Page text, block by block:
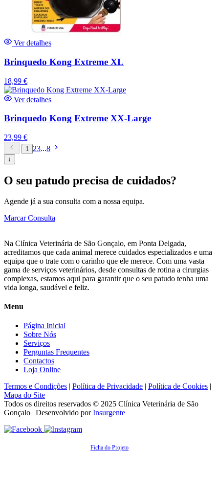
Ver detalhes
Brinquedo Kong Extreme XL
18,99 €
Ver detalhes
Brinquedo Kong Extreme XX-Large
23,99 €
1 23...8
↓
O seu patudo precisa de cuidados?
Agende já a sua consulta com a nossa equipa.
Marcar Consulta
Na Clínica Veterinária de São Gonçalo, em Ponta Delgada,
acreditamos que cada animal merece cuidados especializados e uma
equipa que o trate com o carinho que ele merece. Com uma vasta
gama de serviços veterinários, desde consultas de rotina a cirurgias
complexas, estamos aqui para garantir que o seu patudo tenha uma
vida longa, saudável e feliz.
Menu
Página Inicial
Sobre Nós
Serviços
Perguntas Frequentes
Contactos
Loja Online
Termos e Condições | Política de Privacidade | Política de Cookies |
Mapa do Site
Todos os direitos reservados © 2025 Clínica Veterinária de São
Gonçalo | Desenvolvido porInsurgente
Ficha do Projeto